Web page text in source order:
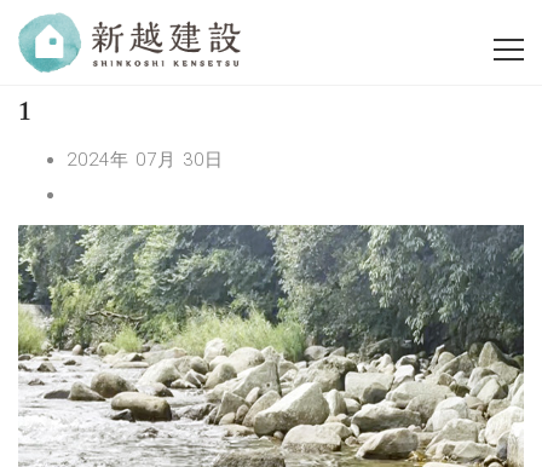
1
2024年 07月 30日